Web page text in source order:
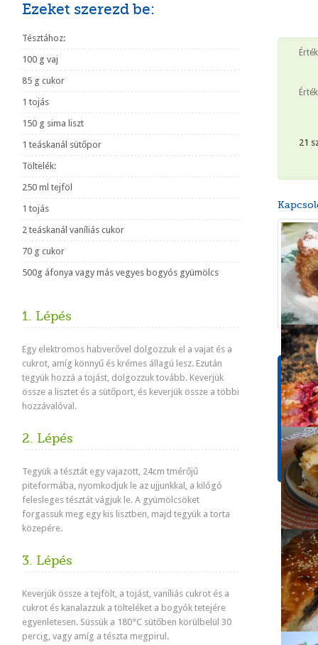
Ezeket szerezd be:
Tésztához:
100 g vaj
85 g cukor
1 tojás
150 g sima liszt
1 teáskanál sütőpor
Töltelék:
250 ml tejföl
1 tojás
2 teáskanál vaníliás cukor
70 g cukor
500g áfonya vagy más vegyes bogyós gyümölcs
1. Lépés
Egy elektromos habverővel dolgozzuk el a vajat és a
cukrot, amíg könnyű és krémes állagú lesz. Ezután
tegyük hozzá a tojást, dolgozzuk tovább. Keverjük
össze a lisztet és a sütőport, és keverjük össze a többi
hozzávalóval.
2. Lépés
Tegyük a tésztát egy vajazott, 24cm tmérőjű
piteformába, nyomkodjuk le az ujjunkkal, a kilógó
felesleges tésztát vágjuk le. A gyümölcsöket
forgassuk meg egy kis lisztben, majd tegyük a torta
közepére.
3. Lépés
Keverjük össze a tejfölt, a tojást, vaníliás cukrot és a
cukrot és kanalazzuk a tölteléket a bogyók tetejére
egyenletesen. Süssük a 180°C sütőben körülbelül 30
percig, vagy amíg a tészta megpirul.
21
1
458
60.4g